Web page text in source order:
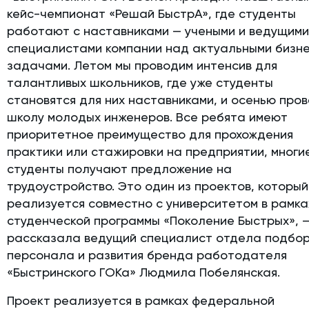
кейс-чемпионат «Решай БыстрА», где студенты
работают с наставниками — учеными и ведущими
специалистами компании над актуальными
задачами. Летом мы проводим интенсив для
талантливых школьников, где уже студенты
становятся для них наставниками, и осенью
школу молодых инженеров. Все ребята имеют
приоритетное преимущество для прохождения
практики или стажировки на предприятии,
студенты получают предложение на
трудоустройство. Это один из проектов, который
реализуется совместно с университетом в
студенческой программы «Поколение Быстрых»,
рассказала ведущий специалист отдела
персонала и развития бренда работодателя
«Быстринского ГОКа» Людмила Побелянская.
Проект реализуется в рамках федеральной